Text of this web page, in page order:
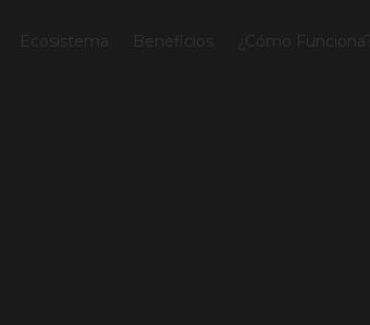
Ecosistema Beneficios ¿Cómo Funciona?